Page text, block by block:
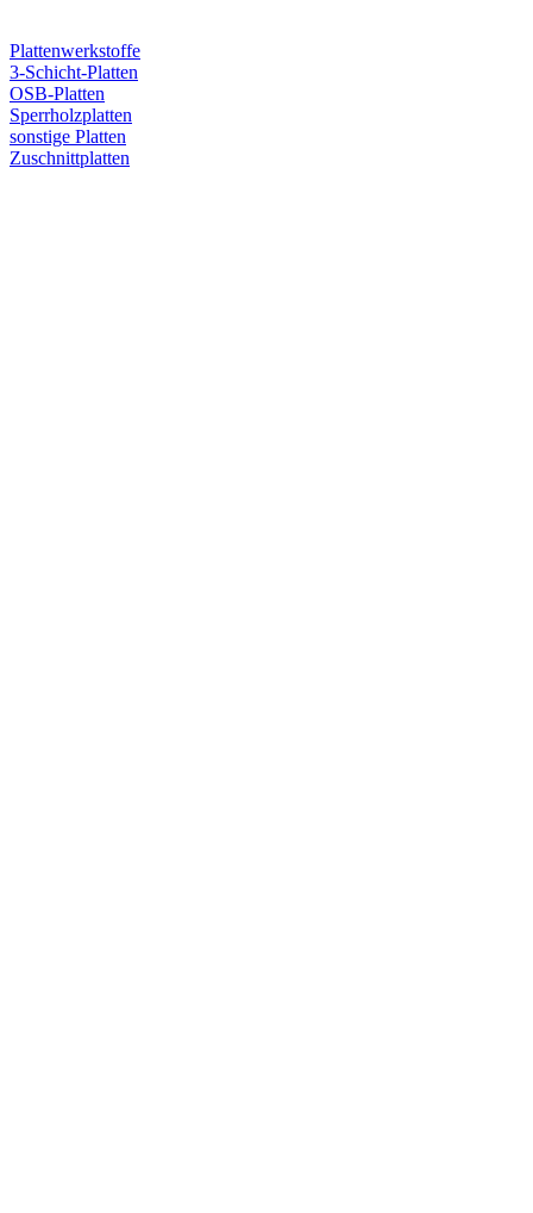
Plattenwerkstoffe
3-Schicht-Platten
OSB-Platten
Sperrholzplatten
sonstige Platten
Zuschnittplatten